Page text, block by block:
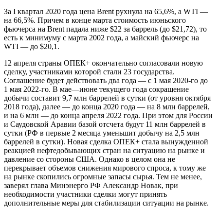
За I квартал 2020 года цена Brent рухнула на 65,6%, а WTI —
на 66,5%. Причем в конце марта стоимость июньского
фьючерса на Brent падала ниже $22 за баррель (до $21,72), то
есть к минимуму с марта 2002 года, а майский фьючерс на
WTI — до $20,1.
12 апреля страны ОПЕК+ окончательно согласовали новую
сделку, участниками которой стали 23 государства.
Соглашение будет действовать два года — с 1 мая 2020-го до
1 мая 2022-го. В мае—июне текущего года сокращение
добычи составит 9,7 млн баррелей в сутки (от уровня октября
2018 года), далее — до конца 2020 года — на 8 млн баррелей,
и на 6 млн — до конца апреля 2022 года. При этом для России
и Саудовской Аравии базой отсчета будут 11 млн баррелей в
сутки (РФ в первые 2 месяца уменьшит добычу на 2,5 млн
баррелей в сутки). Новая сделка ОПЕК+ стала вынужденной
реакцией нефтедобывающих стран на ситуацию на рынке и
давление со стороны США. Однако в целом она не
перекрывает объемов снижения мирового спроса, к тому же
на рынке скопились огромные запасы сырья. Тем не менее,
заверял глава Минэнерго РФ Александр Новак, при
необходимости участники сделки могут принять
дополнительные меры для стабилизации ситуации на рынке.